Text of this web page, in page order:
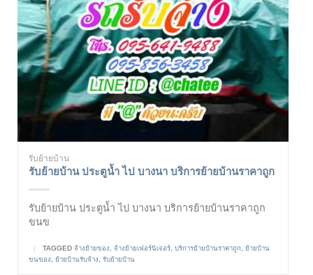
รับย้ายบ้าน
รับย้ายบ้าน ประตูน้ำ ไป บางนา บริการย้ายบ้านราคาถูก
รับย้ายบ้าน ประตูน้ำ ไป บางนา บริการย้ายบ้านราคาถูก
ขนข
| TAGGED จ้างย้ายของ จ้างย้ายเฟอร์นิเจอร์ บริการย้ายบ้านราคาถูก
ย้ายบ้าน
ขนของ
ย้ายบ้านรับจ้าง รับย้ายบ้าน